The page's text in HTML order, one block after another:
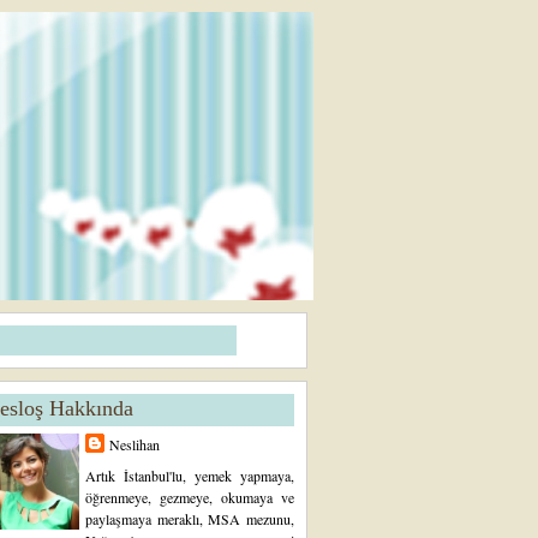
Hakkında
Neslihan
Artık İstanbul'lu, yemek yapmaya,
öğrenmeye, gezmeye, okumaya ve
paylaşmaya meraklı, MSA mezunu,